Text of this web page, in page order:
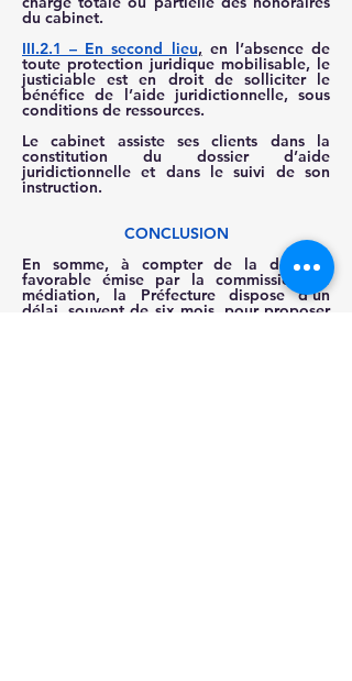
du cabinet.
III.2.1 – En second lieu, en l’absence de
toute protection juridique mobilisable, le
justiciable est en droit de solliciter le
bénéfice de l’aide juridictionnelle, sous
conditions de ressources.
Le cabinet assiste ses clients dans la
constitution du dossier d’aide
juridictionnelle et dans le suivi de son
instruction.
CONCLUSION
En somme, à compter de la décision
favorable émise par la commission de
médiation, la Préfecture dispose d’un
délai, souvent de six mois, pour proposer